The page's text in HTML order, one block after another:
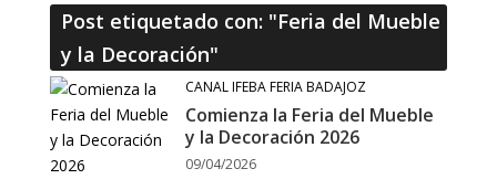
Post etiquetado con: "Feria del Mueble
y la Decoración"
CANAL IFEBA FERIA BADAJOZ
Comienza la Feria del Mueble
y la Decoración 2026
09/04/2026